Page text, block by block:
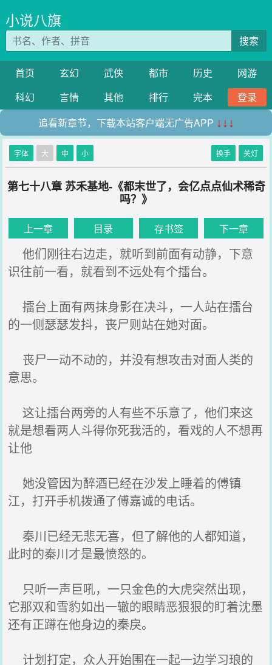
小说八旗
搜索
首页 玄幻 武侠 都市 历史
网游
科幻
言情 其他 排行 完本
登录
追看新章节，下载本站客户端无广告APP ↓↓↓
字体 大 中 小 换手 关灯
第七十八章 苏禾基地-《都末世了，会亿点点仙术稀奇
吗？》
上一章 目录 存书签 下一章
他们刚往右边走，就听到前面有动静，下意
识往前一看，就看到不远处有个擂台。
擂台上面有两抹身影在决斗，一人站在擂台
的一侧瑟瑟发抖，丧尸则站在她对面。
丧尸一动不动的，并没有想攻击对面人类的
意思。
这让擂台两旁的人有些不乐意了，他们来这
就是想看两人斗得你死我活的，看戏的人不想再
让他
她没管因为醉酒已经在沙发上睡着的傅镇
江，打开手机拨通了傅嘉诚的电话。
秦川已经无悲无喜，但了解他的人都知道，
此时的秦川才是最愤怒的。
只听一声巨吼，一只金色的大虎突然出现，
它那双和雪豹如出一辙的眼睛恶狠狠的盯着沈墨
还有正蹲在他身边的秦戾。
计划打定，众人开始围在一起一边学习琅的